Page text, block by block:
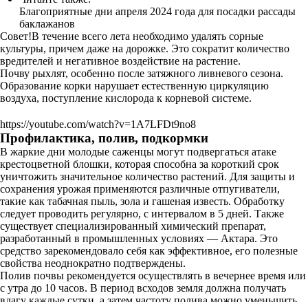
Благоприятные дни апреля 2024 года для посадки рассады
баклажанов
Совет!В течение всего лета необходимо удалять сорные
культуры, причем даже на дорожке. Это сократит количество
вредителей и негативное воздействие на растение.
Почву рыхлят, особенно после затяжного ливневого сезона.
Образование корки нарушает естественную циркуляцию
воздуха, поступление кислорода к корневой системе.
https://youtube.com/watch?v=1A7LFDt9no8
Профилактика, полив, подкормки
В жаркие дни молодые саженцы могут подвергаться атаке
крестоцветной блошки, которая способна за короткий срок
уничтожить значительное количество растений. Для защиты и
сохранения урожая применяются различные отпугиватели,
такие как табачная пыль, зола и гашеная известь. Обработку
следует проводить регулярно, с интервалом в 5 дней. Также
существует специализированный химический препарат,
разработанный в промышленных условиях — Актара. Это
средство зарекомендовало себя как эффективное, его полезные
свойства неоднократно подтверждены.
Полив почвы рекомендуется осуществлять в вечернее время или
с утра до 10 часов. В период всходов земля должна получать